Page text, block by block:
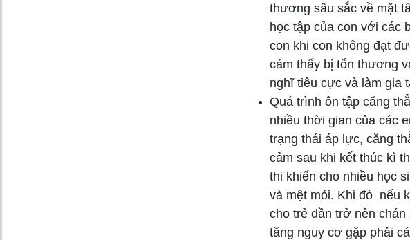
thương sâu sắc về mặt
học tập của con với các
con khi con không đạt
cảm thấy bị tổn thương
nghĩ tiêu cực và làm gia
Quá trình ôn tập căng
nhiều thời gian của các
trạng thái áp lực, căng
cảm sau khi kết thúc kì
thi khiến cho nhiều học
và mệt mỏi. Khi đó nếu
cho trẻ dần trở nên
tăng nguy cơ gặp phải